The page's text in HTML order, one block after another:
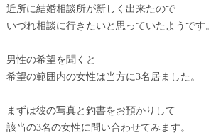
近所に結婚相談所が新しく出来たので
いづれ相談に行きたいと思っていたようです。
男性の希望を聞くと
希望の範囲内の女性は当方に3名居ました。
まずは彼の写真と釣書をお預かりして
該当の3名の女性に問い合わせてみます。